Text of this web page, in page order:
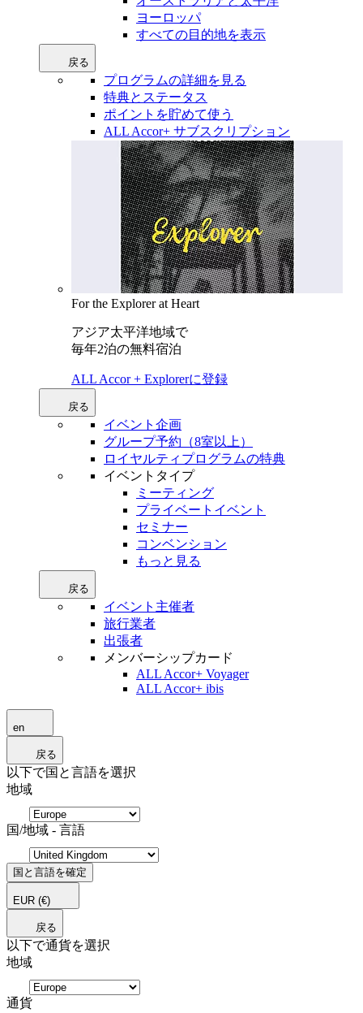
ヨーロッパ
すべての目的地を表示
戻る
プログラムの詳細を見る
特典とステータス
ポイントを貯めて使う
ALL Accor+ サブスクリプション
For the Explorer at Heart
アジア太平洋地域で
毎年2泊の無料宿泊
ALL Accor + Explorerに登録
戻る
イベント企画
グループ予約（8室以上）
ロイヤルティプログラムの特典
イベントタイプ
ミーティング
プライベートイベント
セミナー
コンベンション
もっと見る
戻る
イベント主催者
旅行業者
出張者
メンバーシップカード
ALL Accor+ Voyager
ALL Accor+ ibis
en
戻る
以下で国と言語を選択
地域
国/地域 - 言語
国と言語を確定
EUR (€)
戻る
以下で通貨を選択
地域
通貨